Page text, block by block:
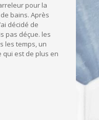
pour la
bains. Après
décidé de
pas déçue. les
les temps, un
qui est de plus en